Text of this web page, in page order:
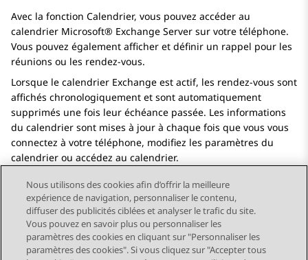
Avec la fonction Calendrier, vous pouvez accéder au
calendrier Microsoft® Exchange Server sur votre téléphone.
Vous pouvez également afficher et définir un rappel pour les
réunions ou les rendez-vous.
Lorsque le calendrier Exchange est actif, les rendez-vous sont
affichés chronologiquement et sont automatiquement
supprimés une fois leur échéance passée. Les informations
du calendrier sont mises à jour à chaque fois que vous vous
connectez à votre téléphone, modifiez les paramètres du
calendrier ou accédez au calendrier.
Send Feedback
Nous utilisons des cookies afin d’offrir la meilleure
expérience de navigation, personnaliser le contenu,
diffuser des publicités ciblées et analyser le trafic du site.
Vous pouvez en savoir plus ou personnaliser les
paramètres des cookies en cliquant sur "Personnaliser les
paramètres des cookies". Si vous cliquez sur "Accepter tous